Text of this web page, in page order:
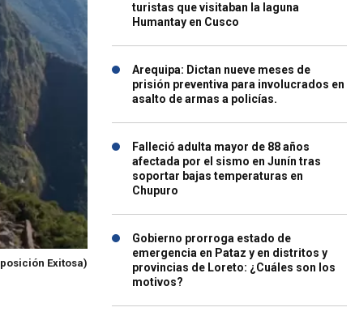
Exitosa)
turistas que visitaban la laguna
Humantay en Cusco
Arequipa: Dictan nueve meses de
prisión preventiva para involucrados en
asalto de armas a policías.
Falleció adulta mayor de 88 años
afectada por el sismo en Junín tras
soportar bajas temperaturas en
Chupuro
Gobierno prorroga estado de
emergencia en Pataz y en distritos y
provincias de Loreto: ¿Cuáles son los
motivos?